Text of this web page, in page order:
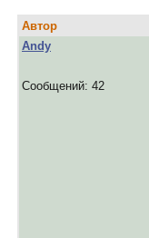
Автор
Andy
Сообщений: 42